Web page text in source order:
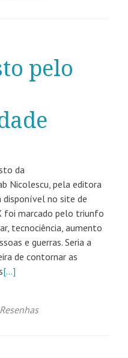
pelo
da
Nicolescu, pela editora
disponível no site de
foi marcado pelo triunfo
tecnociência, aumento
e guerras. Seria a
de contornar as
[…]
Resenhas